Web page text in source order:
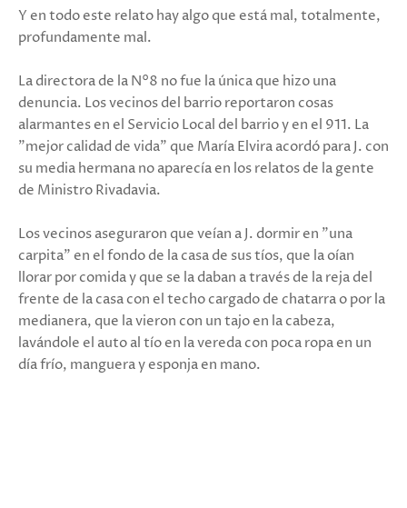
Y en todo este relato hay algo que está mal, totalmente,
profundamente mal.
La directora de la N°8 no fue la única que hizo una
denuncia. Los vecinos del barrio reportaron cosas
alarmantes en el Servicio Local del barrio y en el 911. La
"mejor calidad de vida" que María Elvira acordó para J. con
su media hermana no aparecía en los relatos de la gente
de Ministro Rivadavia.
Los vecinos aseguraron que veían a J. dormir en "una
carpita" en el fondo de la casa de sus tíos, que la oían
llorar por comida y que se la daban a través de la reja del
frente de la casa con el techo cargado de chatarra o por la
medianera, que la vieron con un tajo en la cabeza,
lavándole el auto al tío en la vereda con poca ropa en un
día frío, manguera y esponja en mano.